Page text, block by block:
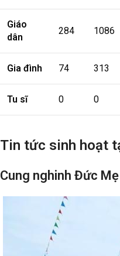
Giáo
dân
284 1086
Gia đình 74 313
Tu sĩ 0 0
Tin tức sinh hoạt
Cung nghinh Đức